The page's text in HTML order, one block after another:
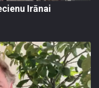
Irānai